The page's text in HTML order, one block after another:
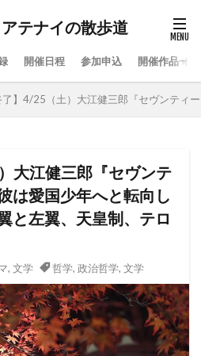
テナイの散歩道
開催日程 参加申込 開催作品一覧
了】4/25（土）大江健三郎『セヴンティ
大江健三郎『セヴンテ
は愛国少年へと転向し
と左翼、天皇制、テロ
, 文学 哲学, 政治哲学, 文学